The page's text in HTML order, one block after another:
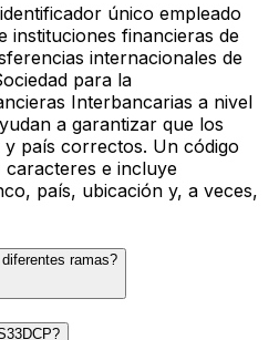
único empleado
instituciones financieras de
internacionales de
para la
Interbancarias a nivel
a garantizar que los
país correctos. Un código
caracteres e incluye
país, ubicación y, a veces,
ramas?